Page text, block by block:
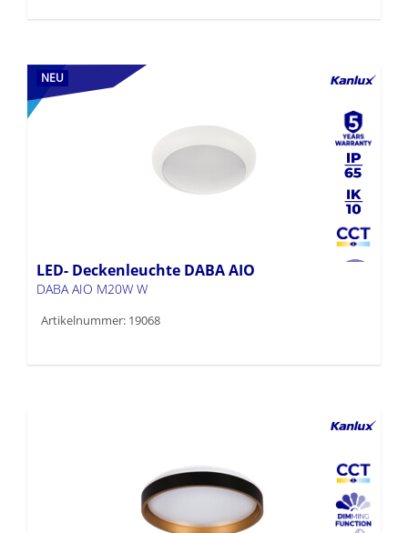
NEU
LED- Deckenleuchte DABA AIO
DABA AIO M20W W
Artikelnummer: 19068